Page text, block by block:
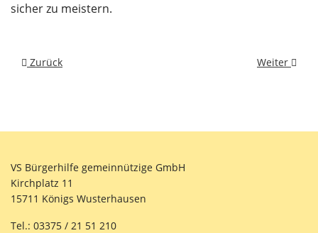
sicher zu meistern.
Vorheriger Beitrag: Neuer Standort unseres Pflegedienstes in
Zurück Nächster
Weiter
VS Bürgerhilfe gemeinnützige GmbH
Kirchplatz 11
15711 Königs Wusterhausen
Tel.: 03375 / 21 51 210